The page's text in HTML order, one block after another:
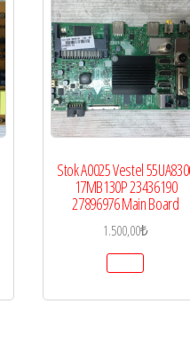
Stok A0025 Vestel
17MB130P 23436190
27896976 Main Board
1.500,00₺